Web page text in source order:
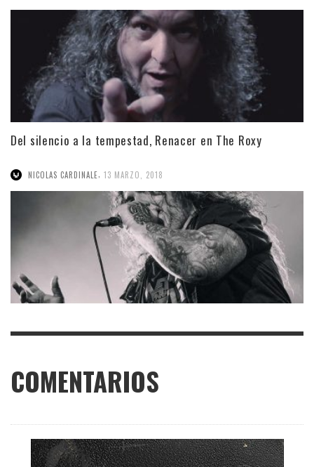
Del silencio a la tempestad, Renacer en The Roxy
NICOLAS CARDINALE 13 MARZO, 2018
COMENTARIOS